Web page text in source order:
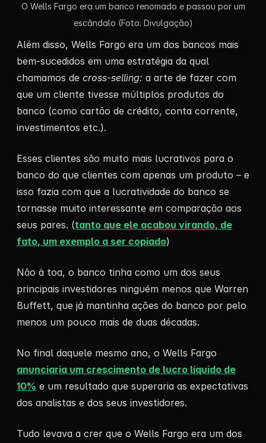
O Wells Fargo era um banco renomado e passou por um
escândalo (Foto: Divulgação)
Além disso, Wells Fargo era um dos bancos mais
bem-sucedidos em uma estratégia da qual
chamamos de cross-selling: a arte de fazer com
que um cliente tivesse múltiplos produtos do
banco (como cartão de crédito, conta corrente,
investimentos etc.).
Esses clientes são muito mais lucrativos para o
banco do que clientes com apenas um produto – e
isso fazia com que a lucratividade do banco se
tornasse muito interessante em comparação aos
seus pares. (tanto que ele acabou virando, de
fato, um exemplo a ser copiado)
Não à toa, o banco tinha como um dos seus
principais investidores ninguém menos que Warren
Buffett, que já mantinha ações do banco por pelo
menos um pouco mais de duas décadas.
No final daquele mesmo ano, o Wells Fargo
anunciaria um crescimento de lucro líquido de
10% e um resultado que superaria as expectativas
dos analistas e dos seus investidores.
Tudo levava a crer que o Wells Fargo era um dos